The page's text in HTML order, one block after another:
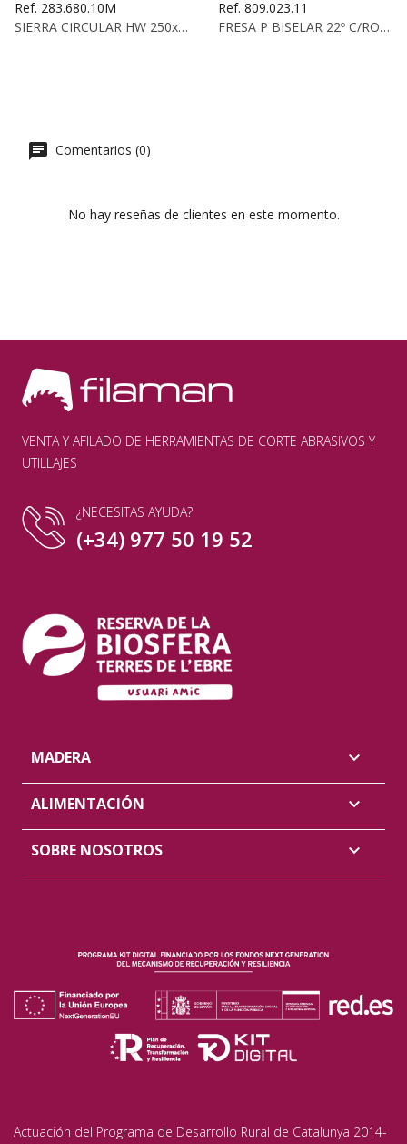
Ref. 283.680.10M
SIERRA CIRCULAR HW 250x3.2/2.2x30 Z:80 38° ATB...
Ref. 809.023.11
FRESA P BISELAR 22º C/RODAM HW S.6,35...
Comentarios (0)
No hay reseñas de clientes en este momento.
VENTA Y AFILADO DE HERRAMIENTAS DE CORTE ABRASIVOS Y
UTILLAJES
¿NECESITAS AYUDA?
(+34) 977 50 19 52
MADERA 
ALIMENTACIÓN 
SOBRE NOSOTROS 
Actuación del Programa de Desarrollo Rural de Catalunya 2014-